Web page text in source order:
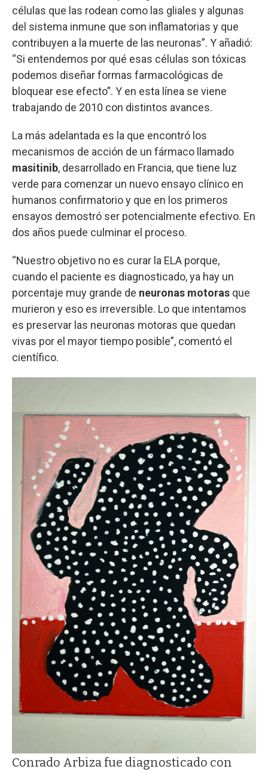
células que las rodean como las gliales y algunas
del sistema inmune que son inflamatorias y que
contribuyen a la muerte de las neuronas”. Y añadió:
“Si entendemos por qué esas células son tóxicas
podemos diseñar formas farmacológicas de
bloquear ese efecto”. Y en esta línea se viene
trabajando de 2010 con distintos avances.
La más adelantada es la que encontró los
mecanismos de acción de un fármaco llamado
masitinib, desarrollado en Francia, que tiene luz
verde para comenzar un nuevo ensayo clínico en
humanos confirmatorio y que en los primeros
ensayos demostró ser potencialmente efectivo. En
dos años puede culminar el proceso.
“Nuestro objetivo no es curar la ELA porque,
cuando el paciente es diagnosticado, ya hay un
porcentaje muy grande de neuronas motoras que
murieron y eso es irreversible. Lo que intentamos
es preservar las neuronas motoras que quedan
vivas por el mayor tiempo posible”, comentó el
científico.
Conrado Arbiza fue diagnosticado con